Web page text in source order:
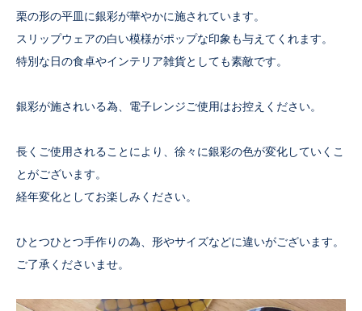
栗の形の平皿に銀彩が華やかに施されています。
スリップウェアの白い模様がポップな印象も与えてくれます。
特別な日の食卓やインテリア雑貨としても素敵です。
銀彩が施されいる為、電子レンジご使用はお控えください。
長くご使用されることにより、徐々に銀彩の色が変化していくこ
とがございます。
経年変化としてお楽しみください。
ひとつひとつ手作りの為、形やサイズなどに違いがございます。
ご了承くださいませ。